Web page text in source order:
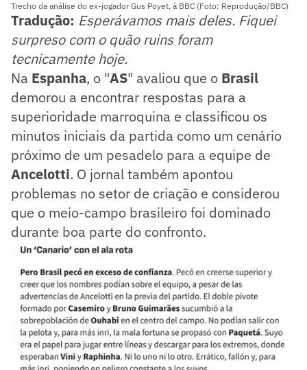
Trecho da análise do ex-jogador Gus Poyet, à BBC (Foto: Reprodução/BBC)
Tradução: Esperávamos mais deles. Fiquei
surpreso com o quão ruins foram
tecnicamente hoje.
Na Espanha, o "AS" avaliou que o Brasil
demorou a encontrar respostas para a
superioridade marroquina e classificou os
minutos iniciais da partida como um cenário
próximo de um pesadelo para a equipe de
Ancelotti. O jornal também apontou
problemas no setor de criação e considerou
que o meio-campo brasileiro foi dominado
durante boa parte do confronto.